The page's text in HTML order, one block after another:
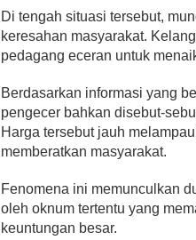
Di tengah situasi tersebut,
keresahan masyarakat.
pedagang eceran untuk
Berdasarkan informasi yang
pengecer bahkan disebut-
Harga tersebut jauh
memberatkan masyarakat.
Fenomena ini memunculkan
oleh oknum tertentu yang
keuntungan besar.